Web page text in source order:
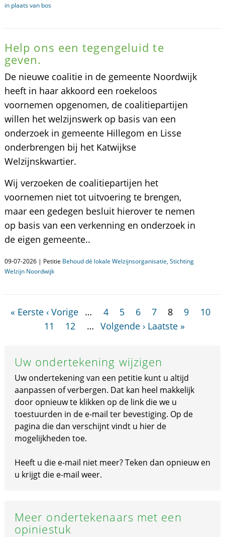
in plaats van bos
Help ons een tegengeluid te
geven.
De nieuwe coalitie in de gemeente Noordwijk
heeft in haar akkoord een roekeloos
voornemen opgenomen, de coalitiepartijen
willen het welzijnswerk op basis van een
onderzoek in gemeente Hillegom en Lisse
onderbrengen bij het Katwijkse
Welzijnskwartier.
Wij verzoeken de coalitiepartijen het
voornemen niet tot uitvoering te brengen,
maar een gedegen besluit hierover te nemen
op basis van een verkenning en onderzoek in
de eigen gemeente..
09-07-2026 | Petitie Behoud dé lokale Welzijnsorganisatie, Stichting
Welzijn Noordwijk
« Eerste ‹ Vorige … 4 5 6 7 8 9
10
11
12 … Volgende › Laatste »
Uw ondertekening wijzigen
Uw ondertekening van een petitie kunt u altijd
aanpassen of verbergen. Dat kan heel makkelijk
door opnieuw te klikken op de link die we u
toestuurden in de e-mail ter bevestiging. Op de
pagina die dan verschijnt vindt u hier de
mogelijkheden toe.
Heeft u die e-mail niet meer? Teken dan opnieuw en
u krijgt die e-mail weer.
Meer ondertekenaars met een
opiniestuk